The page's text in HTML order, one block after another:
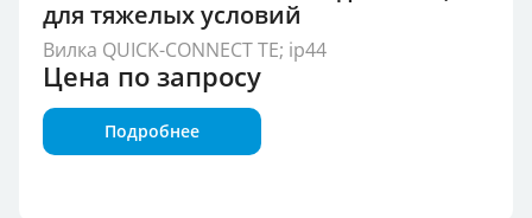
для тяжелых условий
Вилка QUICK-CONNECT TE; ip44
Цена по запросу
Подробнее